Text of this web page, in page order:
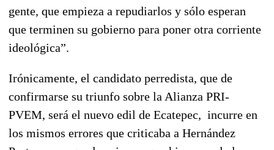
gente, que empieza a repudiarlos y sólo esperan
que terminen su gobierno para poner otra corriente
ideológica”.
Irónicamente, el candidato perredista, que de
confirmarse su triunfo sobre la Alianza PRI-
PVEM, será el nuevo edil de Ecatepec, incurre en
los mismos errores que criticaba a Hernández